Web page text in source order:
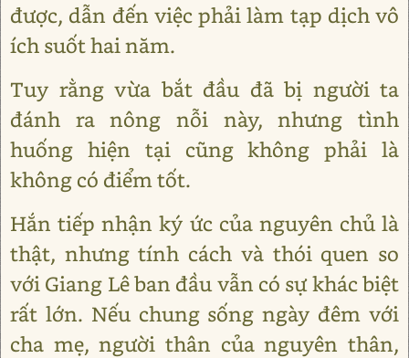
được, dẫn đến việc phải làm tạp dịch vô
ích suốt hai năm.
Tuy rằng vừa bắt đầu đã bị người ta
đánh ra nông nỗi này, nhưng tình
huống hiện tại cũng không phải là
không có điểm tốt.
Hắn tiếp nhận ký ức của nguyên chủ là
thật, nhưng tính cách và thói quen so
với Giang Lê ban đầu vẫn có sự khác biệt
rất lớn. Nếu chung sống ngày đêm với
cha mẹ, người thân của nguyên thân,